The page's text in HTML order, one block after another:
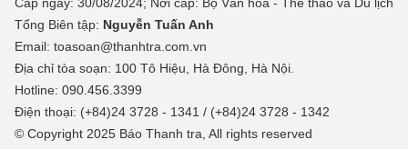
Tổng Biên tập: Nguyễn Tuấn Anh
Email: toasoan@thanhtra.com.vn
Địa chỉ tòa soạn: 100 Tô Hiệu, Hà Đông, Hà Nội.
Hotline: 090.456.3399
Điện thoại: (+84)24 3728 - 1341 / (+84)24 3728 - 1342
© Copyright 2025 Báo Thanh tra, All rights reserved